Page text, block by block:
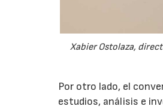
Xabier Ostolaza,
Por otro lado, el
estudios, análisis e